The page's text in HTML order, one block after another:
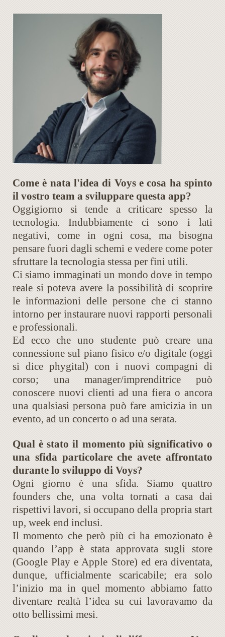
Come è nata l'idea di Voys e cosa ha spinto
il vostro team a sviluppare questa app?
Oggigiorno si tende a criticare spesso la
tecnologia. Indubbiamente ci sono i lati
negativi, come in ogni cosa, ma bisogna
pensare fuori dagli schemi e vedere come poter
sfruttare la tecnologia stessa per fini utili.
Ci siamo immaginati un mondo dove in tempo
reale si poteva avere la possibilità di scoprire
le informazioni delle persone che ci stanno
intorno per instaurare nuovi rapporti personali
e professionali.
Ed ecco che uno studente può creare una
connessione sul piano fisico e/o digitale (oggi
si dice phygital) con i nuovi compagni di
corso; una manager/imprenditrice può
conoscere nuovi clienti ad una fiera o ancora
una qualsiasi persona può fare amicizia in un
evento, ad un concerto o ad una serata.
Qual è stato il momento più significativo o
una sfida particolare che avete affrontato
durante lo sviluppo di Voys?
Ogni giorno è una sfida. Siamo quattro
founders che, una volta tornati a casa dai
rispettivi lavori, si occupano della propria start
up, week end inclusi.
Il momento che però più ci ha emozionato è
quando l’app è stata approvata sugli store
(Google Play e Apple Store) ed era diventata,
dunque, ufficialmente scaricabile; era solo
l’inizio ma in quel momento abbiamo fatto
diventare realtà l’idea su cui lavoravamo da
otto bellissimi mesi.